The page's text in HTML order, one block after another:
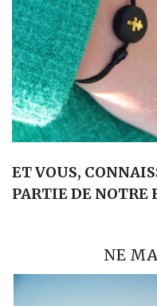
ET VOUS,
PARTIE DE NOTRE
NE